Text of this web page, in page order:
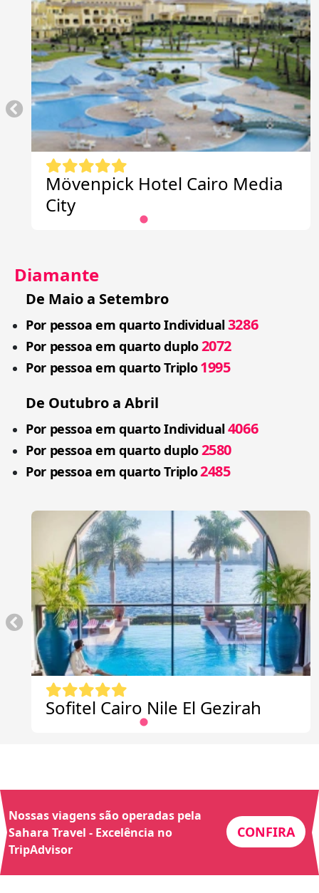
Mövenpick Hotel Cairo Media
City
Diamante
De Maio a Setembro
Por pessoa em quarto Individual 3286
Por pessoa em quarto duplo2072
Por pessoa em quarto Triplo1995
De Outubro a Abril
Por pessoa em quarto Individual 4066
Por pessoa em quarto duplo2580
Por pessoa em quarto Triplo2485
Sofitel Cairo Nile El Gezirah
Nossas viagens são operadas pela
Sahara Travel - Excelência no
TripAdvisor
CONFIRA